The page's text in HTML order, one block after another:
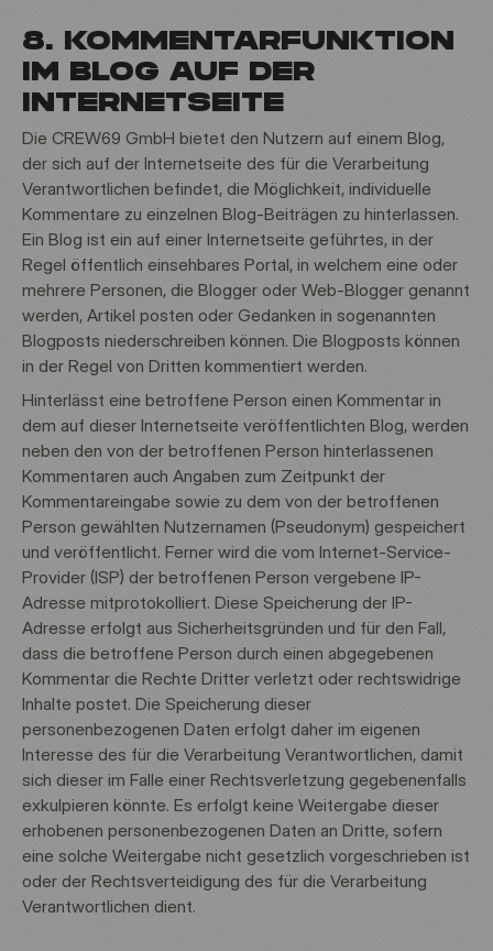
8. KOMMENTARFUNKTION
IM BLOG AUF DER
INTERNETSEITE
Die CREW69 GmbH bietet den Nutzern auf einem Blog,
der sich auf der Internetseite des für die Verarbeitung
Verantwortlichen befindet, die Möglichkeit, individuelle
Kommentare zu einzelnen Blog-Beiträgen zu hinterlassen.
Ein Blog ist ein auf einer Internetseite geführtes, in der
Regel öffentlich einsehbares Portal, in welchem eine oder
mehrere Personen, die Blogger oder Web-Blogger genannt
werden, Artikel posten oder Gedanken in sogenannten
Blogposts niederschreiben können. Die Blogposts können
in der Regel von Dritten kommentiert werden.
Hinterlässt eine betroffene Person einen Kommentar in
dem auf dieser Internetseite veröffentlichten Blog, werden
neben den von der betroffenen Person hinterlassenen
Kommentaren auch Angaben zum Zeitpunkt der
Kommentareingabe sowie zu dem von der betroffenen
Person gewählten Nutzernamen (Pseudonym) gespeichert
und veröffentlicht. Ferner wird die vom Internet-Service-
Provider (ISP) der betroffenen Person vergebene IP-
Adresse mitprotokolliert. Diese Speicherung der IP-
Adresse erfolgt aus Sicherheitsgründen und für den Fall,
dass die betroffene Person durch einen abgegebenen
Kommentar die Rechte Dritter verletzt oder rechtswidrige
Inhalte postet. Die Speicherung dieser
personenbezogenen Daten erfolgt daher im eigenen
Interesse des für die Verarbeitung Verantwortlichen, damit
sich dieser im Falle einer Rechtsverletzung gegebenenfalls
exkulpieren könnte. Es erfolgt keine Weitergabe dieser
erhobenen personenbezogenen Daten an Dritte, sofern
eine solche Weitergabe nicht gesetzlich vorgeschrieben ist
oder der Rechtsverteidigung des für die Verarbeitung
Verantwortlichen dient.